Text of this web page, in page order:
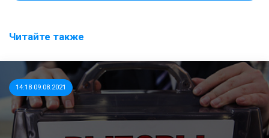
Читайте также
14:18 09.08.2021